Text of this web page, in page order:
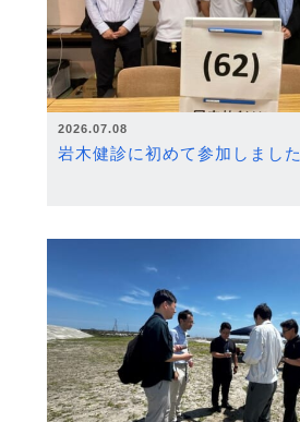
2026.07.08
岩木健診に初めて参加しました